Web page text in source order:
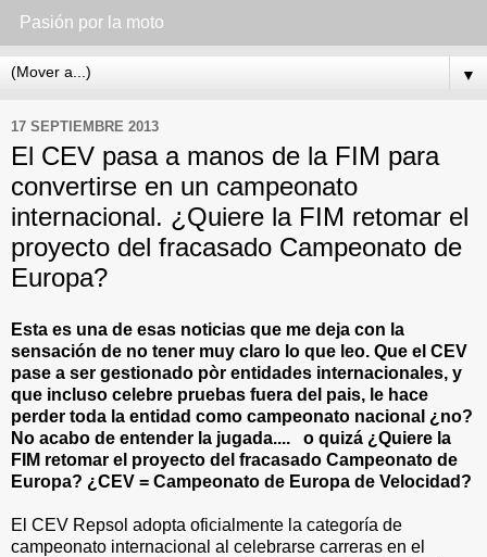
Pasión por la moto
▼
17 SEPTIEMBRE 2013
El CEV pasa a manos de la FIM para
convertirse en un campeonato
internacional. ¿Quiere la FIM retomar el
proyecto del fracasado Campeonato de
Europa?
Esta es una de esas noticias que me deja con la
sensación de no tener muy claro lo que leo. Que el CEV
pase a ser gestionado pòr entidades internacionales, y
que incluso celebre pruebas fuera del pais, le hace
perder toda la entidad como campeonato nacional ¿no?
No acabo de entender la jugada.... o quizá ¿Quiere la
FIM retomar el proyecto del fracasado Campeonato de
Europa? ¿CEV = Campeonato de Europa de Velocidad?
El CEV Repsol adopta oficialmente la categoría de
campeonato internacional al celebrarse carreras en el